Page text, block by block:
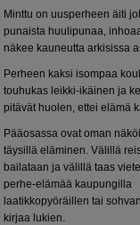
Minttu on uusperheen äiti
punaista huulipunaa,
näkee kauneutta arkisissa
Perheen kaksi isompaa
touhukas leikki-ikäinen ja
pitävät huolen, ettei elämä
Pääosassa ovat oman
täysillä eläminen. Välillä
bailataan ja välillä taas
perhe-elämää kaupungilla
laatikkopyöräillen tai
kirjaa lukien.